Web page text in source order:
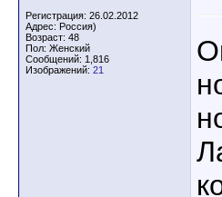
Регистрация: 26.02.2012
Адрес: Россия)
Возраст: 48
Пол: Женский
Сообщений: 1,816
Изображений: 21